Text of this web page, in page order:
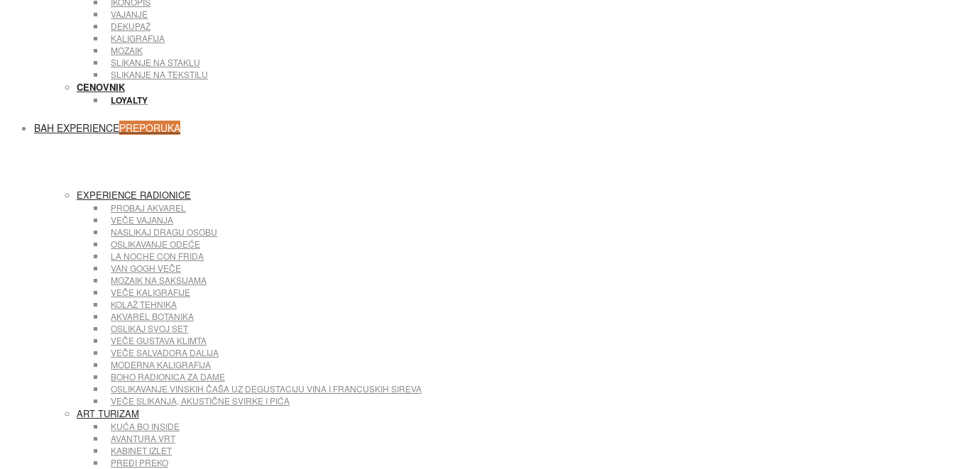
VAJANJE
DEKUPAŽ
KALIGRAFIJA
MOZAIK
SLIKANJE NA STAKLU
SLIKANJE NA TEKSTILU
CENOVNIK
LOYALTY
BAH EXPERIENCEPREPORUKA
EXPERIENCE RADIONICE
PROBAJ AKVAREL
VEČE VAJANJA
NASLIKAJ DRAGU OSOBU
OSLIKAVANJE ODEĆE
LA NOCHE CON FRIDA
VAN GOGH VEČE
MOZAIK NA SAKSIJAMA
VEČE KALIGRAFIJE
KOLAŽ TEHNIKA
AKVAREL BOTANIKA
OSLIKAJ SVOJ SET
VEČE GUSTAVA KLIMTA
VEČE SALVADORA DALIJA
MODERNA KALIGRAFIJA
BOHO RADIONICA ZA DAME
OSLIKAVANJE VINSKIH ČAŠA UZ DEGUSTACIJU VINA I FRANCUSKIH SIREVA
VEČE SLIKANJA, AKUSTIČNE SVIRKE I PIĆA
ART TURIZAM
KUĆA BO INSIDE
AVANTURA VRT
KABINET IZLET
PREĐI PREKO